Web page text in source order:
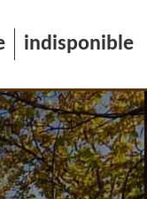
indisponible